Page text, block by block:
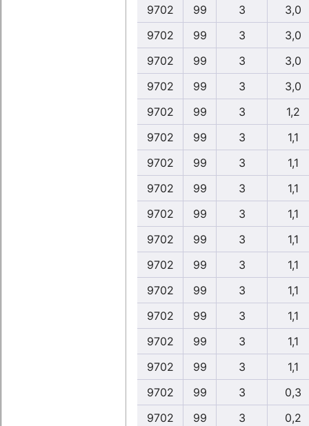
9702
99 3
3,0
9702
99 3
3,0
9702
99 3
3,0
9702
99 3
3,0
9702
99 3
1,2
9702
99 3
1,1
9702
99 3
1,1
9702
99 3
1,1
9702
99 3
1,1
9702
99 3
1,1
9702
99 3
1,1
9702
99 3
1,1
9702
99 3
1,1
9702
99 3
1,1
9702
99 3
1,1
9702
99 3
0,3
9702
99 3
0,2